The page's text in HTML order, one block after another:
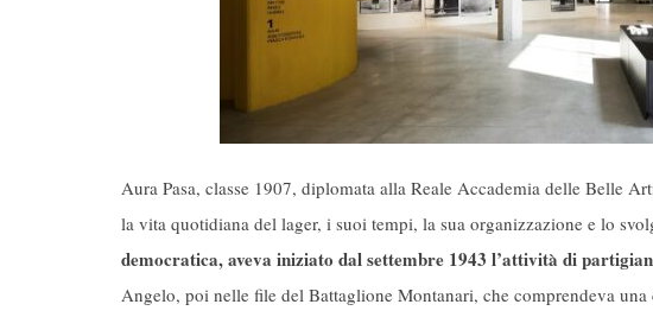
Aura Pasa, classe 1907, diplomata alla Reale Accademia delle Belle
la vita quotidiana del lager, i suoi tempi, la sua organizzazione e lo
democratica, aveva iniziato dal settembre 1943 l’attività di
Angelo, poi nelle file del Battaglione Montanari, che comprendeva